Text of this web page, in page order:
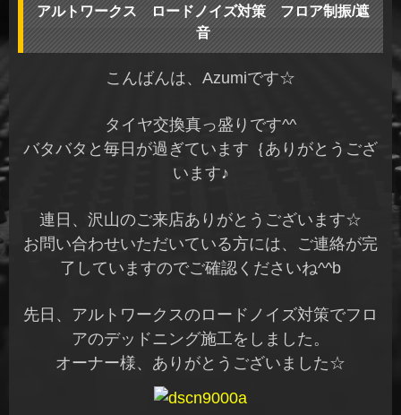
アルトワークス ロードノイズ対策 フロア制振/遮
音
こんばんは、Azumiです☆
タイヤ交換真っ盛りです^^
バタバタと毎日が過ぎています｛ありがとうござ
います♪
連日、沢山のご来店ありがとうございます☆
お問い合わせいただいている方には、ご連絡が完
了していますのでご確認くださいね^^b
先日、アルトワークスのロードノイズ対策でフロ
アのデッドニング施工をしました。
オーナー様、ありがとうございました☆